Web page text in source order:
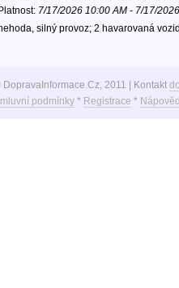
7/17/2026 10:00 AM - 7/17/
silný provoz; 2 havarovaná
DopravaInformace.Cz, 2011 | Kontakt
podmínky* Registrace *